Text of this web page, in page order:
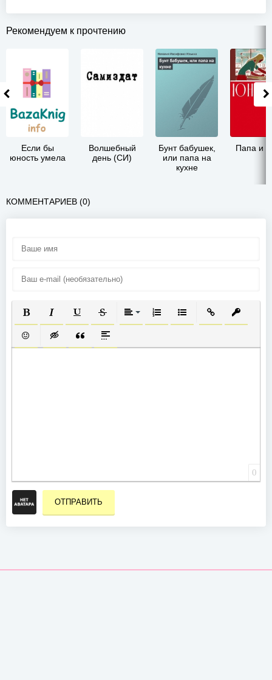
Рекомендуем к прочтению
Если бы
юность умела
Волшебный
день (СИ)
Бунт бабушек,
или папа на
кухне
Папа и
КОММЕНТАРИЕВ (0)
ПОЛУЖИРНЫЙ
КУРСИВПОДЧЕРКНУТЫЙ
ЗАЧЕРКНУТЫЙВЫРАВНИВАНИЕ
НУМЕРОВАННЫЙ СПИСОК
МАРКИРОВАННЫЙ
ВСТАВИТЬ
ВСТАВИТЬ СМАЙЛИК
ВСТАВКА СКРЫТОГО ТЕКСТА
ВСТАВКА ЦИТАТЫ
ВСТАВКА СПОЙЛЕРА
0
ОТПРАВИТЬ